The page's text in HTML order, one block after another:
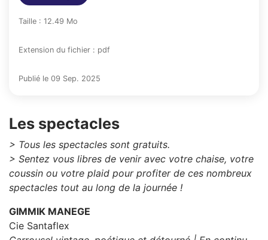
Taille : 12.49 Mo
Extension du fichier : pdf
Publié le 09 Sep. 2025
Les spectacles
> Tous les spectacles sont gratuits.
> Sentez vous libres de venir avec votre chaise, votre
coussin ou votre plaid pour profiter de ces nombreux
spectacles tout au long de la journée !
GIMMIK MANEGE
Cie Santaflex